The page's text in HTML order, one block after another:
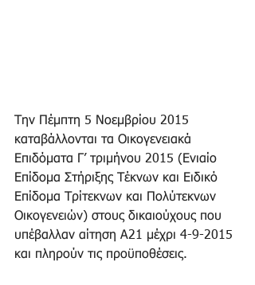
Την Πέμπτη 5 Νοεμβρίου 2015
καταβάλλονται τα Οικογενειακά
Επιδόματα Γ’ τριμήνου 2015 (Ενιαίο
Επίδομα Στήριξης Τέκνων και Ειδικό
Επίδομα Τρίτεκνων και Πολύτεκνων
Οικογενειών) στους δικαιούχους που
υπέβαλλαν αίτηση Α21 μέχρι 4-9-2015
και πληρούν τις προϋποθέσεις.